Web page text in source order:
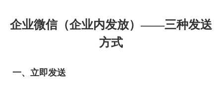
企业微信（企业内发放）——三种发送
方式
一、立即发送